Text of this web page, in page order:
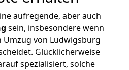
aufregende, aber auch
sein, insbesondere wenn
Umzug von Ludwigsburg
Glücklicherweise
spezialisiert, solche